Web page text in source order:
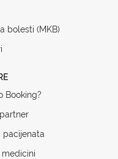
bolesti (MKB)
Booking?
pacijenata